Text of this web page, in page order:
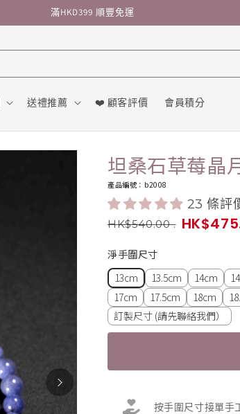
滿HKD399 順豐免運
送禮推薦 ❤️ 顧客評價 會員積分
坦桑石草莓晶
產品編號：b2008
23 條評
HK$540.00.
淨手圍尺寸
13cm 13.5cm 14cm
17cm
17.5cm 18cm
訂製尺寸 (請先聯絡我們）
按手圍尺寸接單手